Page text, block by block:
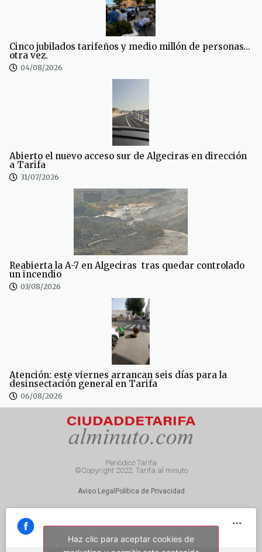
Cinco jubilados tarifeños y medio millón de personas…
otra vez.
04/08/2026
Abierto el nuevo acceso sur de Algeciras en dirección
a Tarifa
31/07/2026
Reabierta la A-7 en Algeciras tras quedar controlado
un incendio
03/08/2026
Atención: este viernes arrancan seis días para la
desinsectación general en Tarifa
06/08/2026
Periódico Tarifa
©Copyright 2022. Tarifa al minuto
Aviso Legal Política de Privacidad
Haz clic para aceptar cookies de